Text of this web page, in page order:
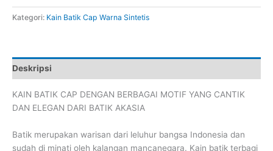
Kategori: Kain Batik Cap Warna Sintetis
Deskripsi
KAIN BATIK CAP DENGAN BERBAGAI MOTIF YANG CANTIK
DAN ELEGAN DARI BATIK AKASIA
Batik merupakan warisan dari leluhur bangsa Indonesia dan
sudah di minati oleh kalangan mancanegara. Kain batik terbagi